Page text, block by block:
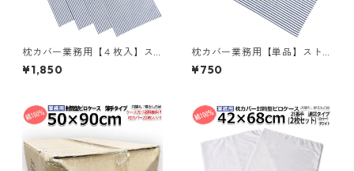
枕カバー業務用【４枚入】ス
トライプ ピローケース 封筒型
ポリ65% 綿35% 45x80cm 中
ト投函配送）三露産業 ホテル
旅館 民宿 民泊／364580140
¥1,850
枕カバー業務用【単品】スト
ライプ ピローケース 封筒型 ポ
リ65% 綿35% 35x70cm 中厚
投函配送）三露産業 ホテル 旅
館 民宿 民泊／363570110
¥750